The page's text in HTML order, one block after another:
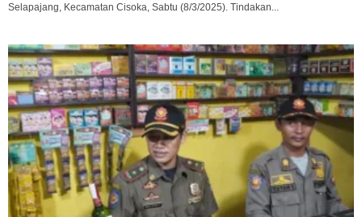
Selapajang, Kecamatan Cisoka, Sabtu (8/3/2025). Tindakan...